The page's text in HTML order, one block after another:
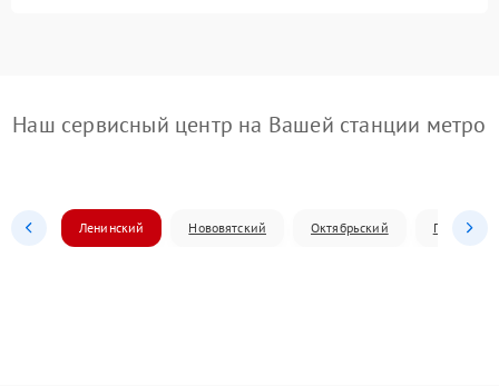
Наш сервисный центр на Вашей станции метро
Ленинский Нововятский Октябрьский